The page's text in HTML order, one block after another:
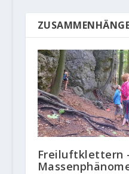
Freiluftklettern